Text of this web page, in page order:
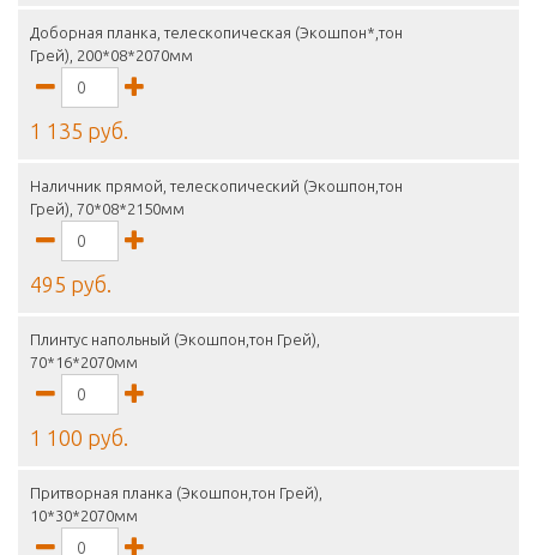
Доборная планка, телескопическая (Экошпон*,тон
Грей), 200*08*2070мм
1 135 руб.
Наличник прямой, телескопический (Экошпон,тон
Грей), 70*08*2150мм
495 руб.
Плинтус напольный (Экошпон,тон Грей),
70*16*2070мм
1 100 руб.
Притворная планка (Экошпон,тон Грей),
10*30*2070мм